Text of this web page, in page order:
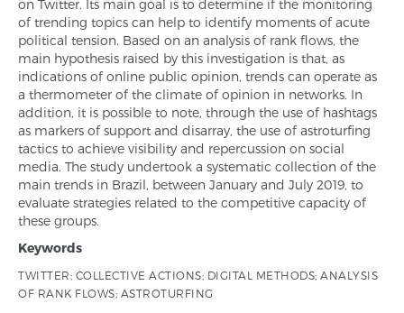
on Twitter. Its main goal is to determine if the monitoring
of trending topics can help to identify moments of acute
political tension. Based on an analysis of rank flows, the
main hypothesis raised by this investigation is that, as
indications of online public opinion, trends can operate as
a thermometer of the climate of opinion in networks. In
addition, it is possible to note, through the use of hashtags
as markers of support and disarray, the use of astroturfing
tactics to achieve visibility and repercussion on social
media. The study undertook a systematic collection of the
main trends in Brazil, between January and July 2019, to
evaluate strategies related to the competitive capacity of
these groups.
Keywords
TWITTER; COLLECTIVE ACTIONS; DIGITAL METHODS; ANALYSIS
OF RANK FLOWS; ASTROTURFING